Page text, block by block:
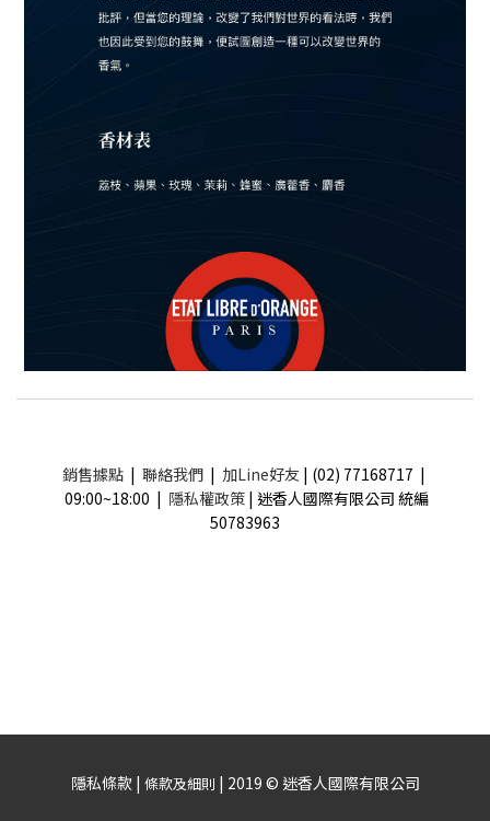
銷售據點| 聯絡我們| 加Line好友 | (02) 77168717 |
09:00~18:00 | 隱私權政策 | 迷香人國際有限公司 統編
50783963
隱私條款 | 條款及細則 | 2019 © 迷香人國際有限公司